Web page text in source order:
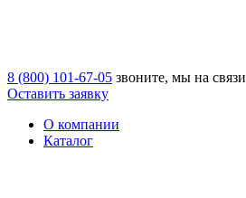
8 (800) 101-67-05 звоните, мы на связи
Оставить заявку
О компании
Каталог